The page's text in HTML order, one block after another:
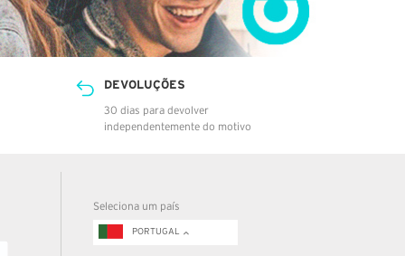
DEVOLUÇÕES
30 dias para devolver
independentemente do motivo
Seleciona um país
PORTUGAL